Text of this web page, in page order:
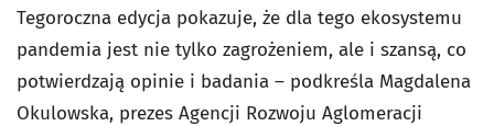
Tegoroczna edycja pokazuje, że dla tego ekosystemu
pandemia jest nie tylko zagrożeniem, ale i szansą, co
potwierdzają opinie i badania – podkreśla Magdalena
Okulowska, prezes Agencji Rozwoju Aglomeracji